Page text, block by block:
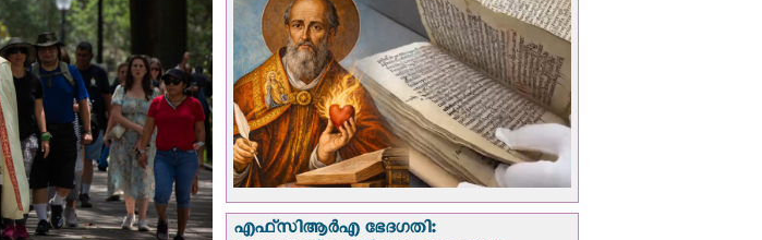
എഫ്‌സി‌ആര്‍‌എ ഭേദഗതി: